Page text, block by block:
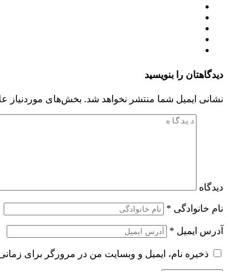
دیدگاهتان را بنویسید
نشانی ایمیل شما منتشر نخواهد شد. بخش‌های موردنیاز
دیدگاه
نام خانوادگی *
آدرس ایمیل *
ذخیره نام، ایمیل و وبسایت من در مرورگر برای